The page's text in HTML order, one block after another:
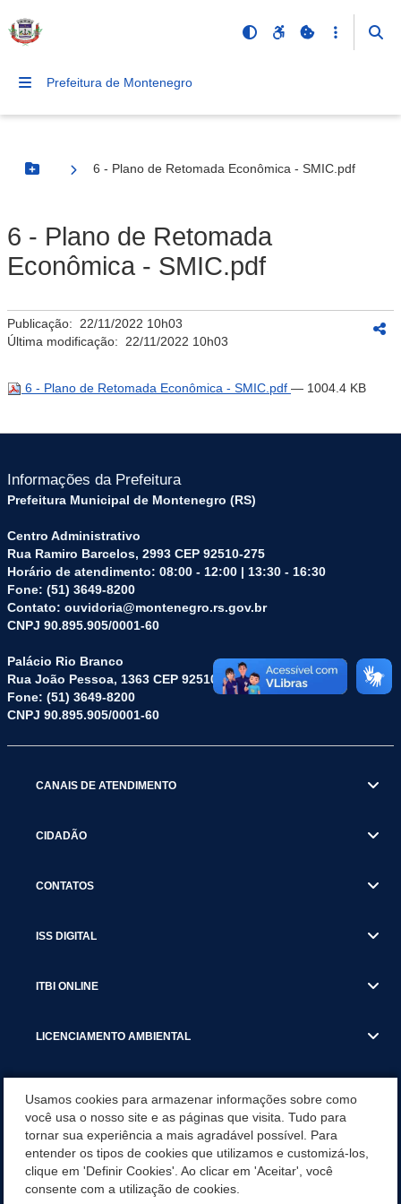
Prefeitura de Montenegro
Botão Menu
6 - Plano de Retomada Econômica - SMIC.pdf
6 - Plano de Retomada
Econômica - SMIC.pdf
Publicação: 22/11/2022 10h03
Última modificação: 22/11/2022 10h03
6 - Plano de Retomada Econômica - SMIC.pdf — 1004.4 KB
Informações da Prefeitura
Prefeitura Municipal de Montenegro (RS)
Centro Administrativo
Rua Ramiro Barcelos, 2993 CEP 92510-275
Horário de atendimento: 08:00 - 12:00 | 13:30 - 16:30
Fone: (51) 3649-8200
Contato: ouvidoria@montenegro.rs.gov.br
CNPJ 90.895.905/0001-60
Palácio Rio Branco
Rua João Pessoa, 1363 CEP 92510-045
Fone: (51) 3649-8200
CNPJ 90.895.905/0001-60
CANAIS DE ATENDIMENTO
CIDADÃO
CONTATOS
ISS DIGITAL
ITBI ONLINE
LICENCIAMENTO AMBIENTAL
SERVIÇOS
SERVIÇOS DO DEPARTAMENTO DE RECEITA MUNICIPAL
Usamos cookies para armazenar informações sobre como
você usa o nosso site e as páginas que visita. Tudo para
tornar sua experiência a mais agradável possível. Para
entender os tipos de cookies que utilizamos e customizá-los,
clique em 'Definir Cookies'. Ao clicar em 'Aceitar', você
consente com a utilização de cookies.